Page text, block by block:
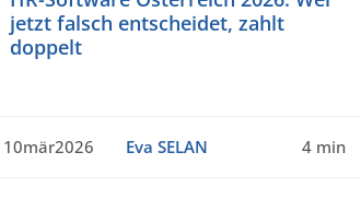
jetzt falsch entscheidet, zahlt
doppelt
10mär2026 Eva SELAN 4 min